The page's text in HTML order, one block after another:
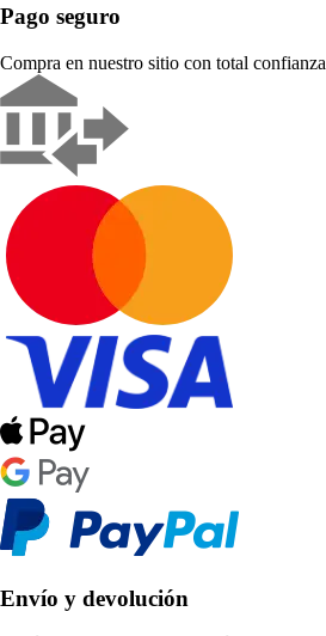
Pago seguro
Compra en nuestro sitio con total confianza
Envío y devolución